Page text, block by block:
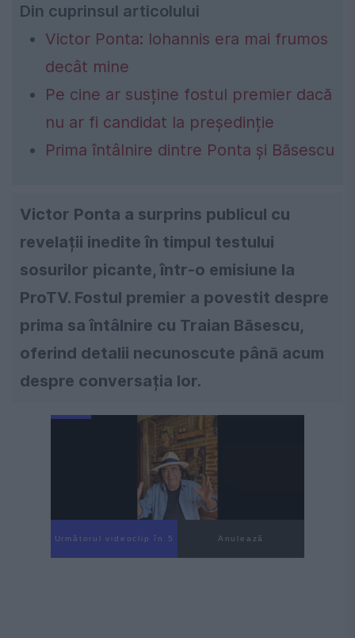
Din cuprinsul articolului
Victor Ponta: Iohannis era mai frumos
decât mine
Pe cine ar susține fostul premier dacă
nu ar fi candidat la președinție
Prima întâlnire dintre Ponta și Băsescu
Victor Ponta a surprins publicul cu
revelații inedite în timpul testului
sosurilor picante, într-o emisiune la
ProTV. Fostul premier a povestit despre
prima sa întâlnire cu Traian Băsescu,
oferind detalii necunoscute până acum
despre conversația lor.
Următorul videoclip în 4 Anulează